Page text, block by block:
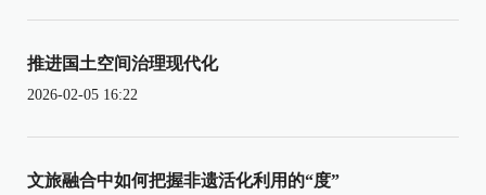
推进国土空间治理现代化
2026-02-05 16:22
文旅融合中如何把握非遗活化利用的“度”